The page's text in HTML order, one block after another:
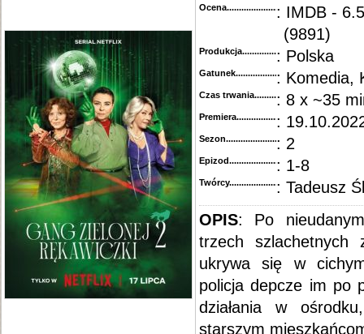
Ocena.............................................
: IMDB -
(9891)
Produkcja.........................................
: Polska
Gatunek...........................................
: Komedia,
Czas trwania......................................
: 8 x ~35
Premiera..........................................
:
Sezon.............................................
: 2
Epizod............................................
: 1-8
Twórcy...........................................
: Tadeusz
OPIS: Po
trzech szlachetnych
ukrywa się w
policja depcze im po
działania w
starszym